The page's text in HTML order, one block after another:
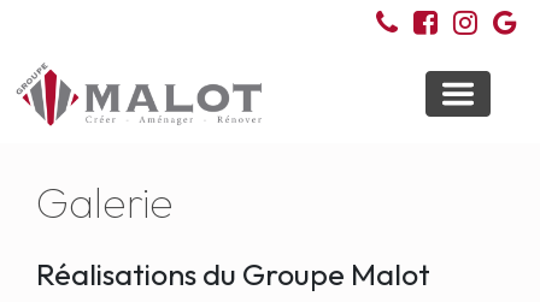
Toggle
Galerie
Réalisations du Groupe Malot